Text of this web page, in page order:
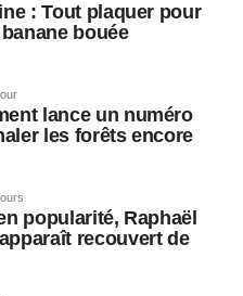
: Tout plaquer pour
bouée
lance un numéro
les forêts encore
popularité, Raphaël
recouvert de